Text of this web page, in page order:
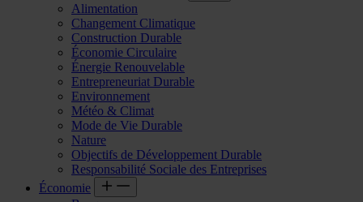
Alimentation
Changement Climatique
Construction Durable
Économie Circulaire
Énergie Renouvelable
Entrepreneuriat Durable
Environnement
Météo & Climat
Mode de Vie Durable
Nature
Objectifs de Développement Durable
Responsabilité Sociale des Entreprises
Économie